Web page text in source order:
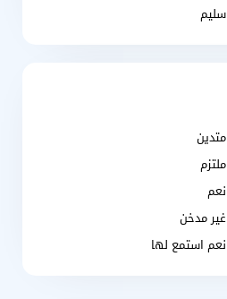
سليم
متدين
ملتزم
نعم
غير مدخن
نعم استمع لها